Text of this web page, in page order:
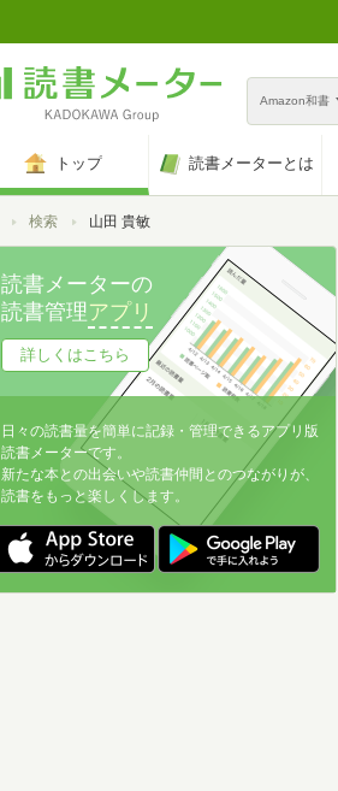
Amazon和書
トップ 読書メーターとは
トップ検索 山田 貴敏
読書メーターの
読書管理アプリ
詳しくはこちら
日々の読書量を簡単に記録・管理できるアプリ版
読書メーターです。
新たな本との出会いや読書仲間とのつながりが、
読書をもっと楽しくします。